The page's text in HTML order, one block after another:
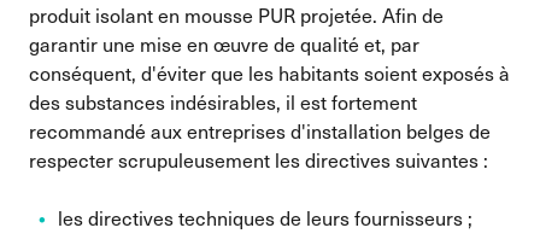
produit isolant en mousse PUR projetée. Afin de
garantir une mise en œuvre de qualité et, par
conséquent, d'éviter que les habitants soient exposés à
des substances indésirables, il est fortement
recommandé aux entreprises d'installation belges de
respecter scrupuleusement les directives suivantes :
les directives techniques de leurs fournisseurs ;